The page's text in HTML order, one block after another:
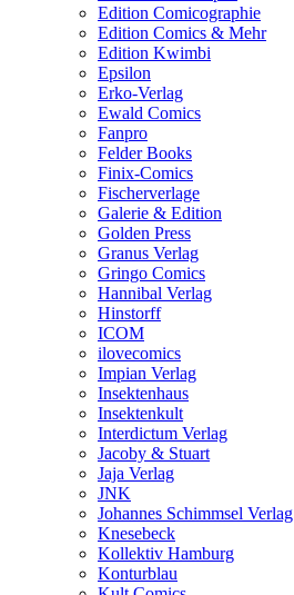
Edition Comicographie
Edition Comics & Mehr
Edition Kwimbi
Epsilon
Erko-Verlag
Ewald Comics
Fanpro
Felder Books
Finix-Comics
Fischerverlage
Galerie & Edition
Golden Press
Granus Verlag
Gringo Comics
Hannibal Verlag
Hinstorff
ICOM
ilovecomics
Impian Verlag
Insektenhaus
Insektenkult
Interdictum Verlag
Jacoby & Stuart
Jaja Verlag
JNK
Johannes Schimmsel Verlag
Knesebeck
Kollektiv Hamburg
Konturblau